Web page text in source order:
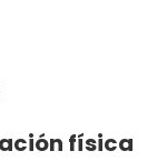
física